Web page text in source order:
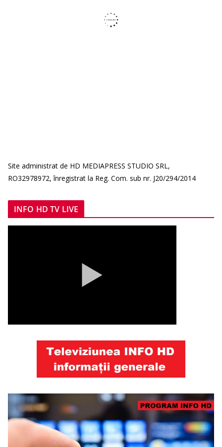
Site administrat de HD MEDIAPRESS STUDIO SRL,
RO32978972, înregistrat la Reg. Com. sub nr. J20/294/2014
INFO HD TV LIVE